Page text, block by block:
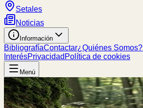
Setales
Noticias
Información
BibliografíaContactar¿Quiénes Somos?
InterésPrivacidad Política de cookies
Menú